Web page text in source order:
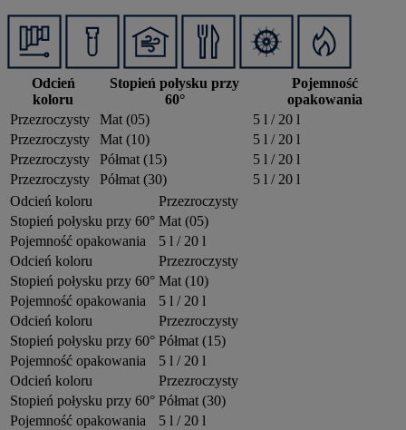
Odcień
koloru
Stopień połysku przy
60°
Pojemność
opakowania
Przezroczysty
Mat (05)
5 l / 20 l
Przezroczysty
Mat (10)
5 l / 20 l
Przezroczysty
Półmat (15)
5 l / 20 l
Przezroczysty
Półmat (30)
5 l / 20 l
Odcień koloru
Przezroczysty
Stopień połysku przy 60° Mat (05)
Pojemność opakowania
5 l / 20 l
Odcień koloru
Przezroczysty
Stopień połysku przy 60° Mat (10)
Pojemność opakowania
5 l / 20 l
Odcień koloru
Przezroczysty
Stopień połysku przy 60° Półmat (15)
Pojemność opakowania
5 l / 20 l
Odcień koloru
Przezroczysty
Stopień połysku przy 60° Półmat (30)
Pojemność opakowania
5 l / 20 l